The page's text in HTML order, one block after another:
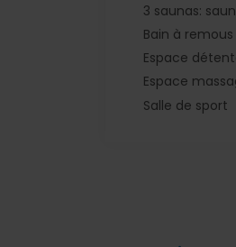
3 saunas:
Bain à remous
Espace
Espace
Salle de sport